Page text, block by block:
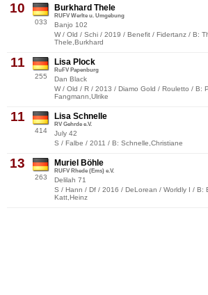
10
033
Burkhard Thele
RUFV Werlte u. Umgebung
Banjo 102
W / Old / Schi / 2019 / Benefit / Fidertanz / B:
Thele,Burkhard
11
255
Lisa Plock
RuFV Papenburg
Dan Black
W / Old / R / 2013 / Diamo Gold / Rouletto / B:
Fangmann,Ulrike
11
414
Lisa Schnelle
RV Gehrde e.V.
July 42
S / Falbe / 2011 / B: Schnelle,Christiane
13
263
Muriel Böhle
RUFV Rhede (Ems) e.V.
Delilah 71
S / Hann / Df / 2016 / DeLorean / Worldly I / B:
Katt,Heinz